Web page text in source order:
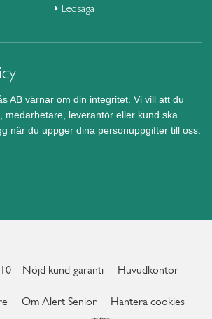
Ledsaga
AB värnar om din integritet. Vi vill att du
medarbetare, leverantör eller kund ska
när du uppger dina personuppgifter till oss.
Nöjd kund-garanti Huvudkontor
Om Alert Senior Hantera cookies